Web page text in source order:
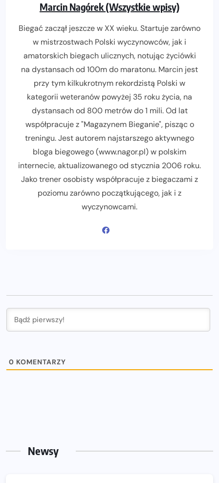
Marcin Nagórek (Wszystkie wpisy)
Biegać zaczął jeszcze w XX wieku. Startuje zarówno
w mistrzostwach Polski wyczynowców, jak i
amatorskich biegach ulicznych, notując życiówki
na dystansach od 100m do maratonu. Marcin jest
przy tym kilkukrotnym rekordzistą Polski w
kategorii weteranów powyżej 35 roku życia, na
dystansach od 800 metrów do 1 mili. Od lat
współpracuje z "Magazynem Bieganie", pisząc o
treningu. Jest autorem najstarszego aktywnego
bloga biegowego (www.nagor.pl) w polskim
internecie, aktualizowanego od stycznia 2006 roku.
Jako trener osobisty współpracuje z biegaczami z
poziomu zarówno początkującego, jak i z
wyczynowcami.
0 KOMENTARZY
Newsy